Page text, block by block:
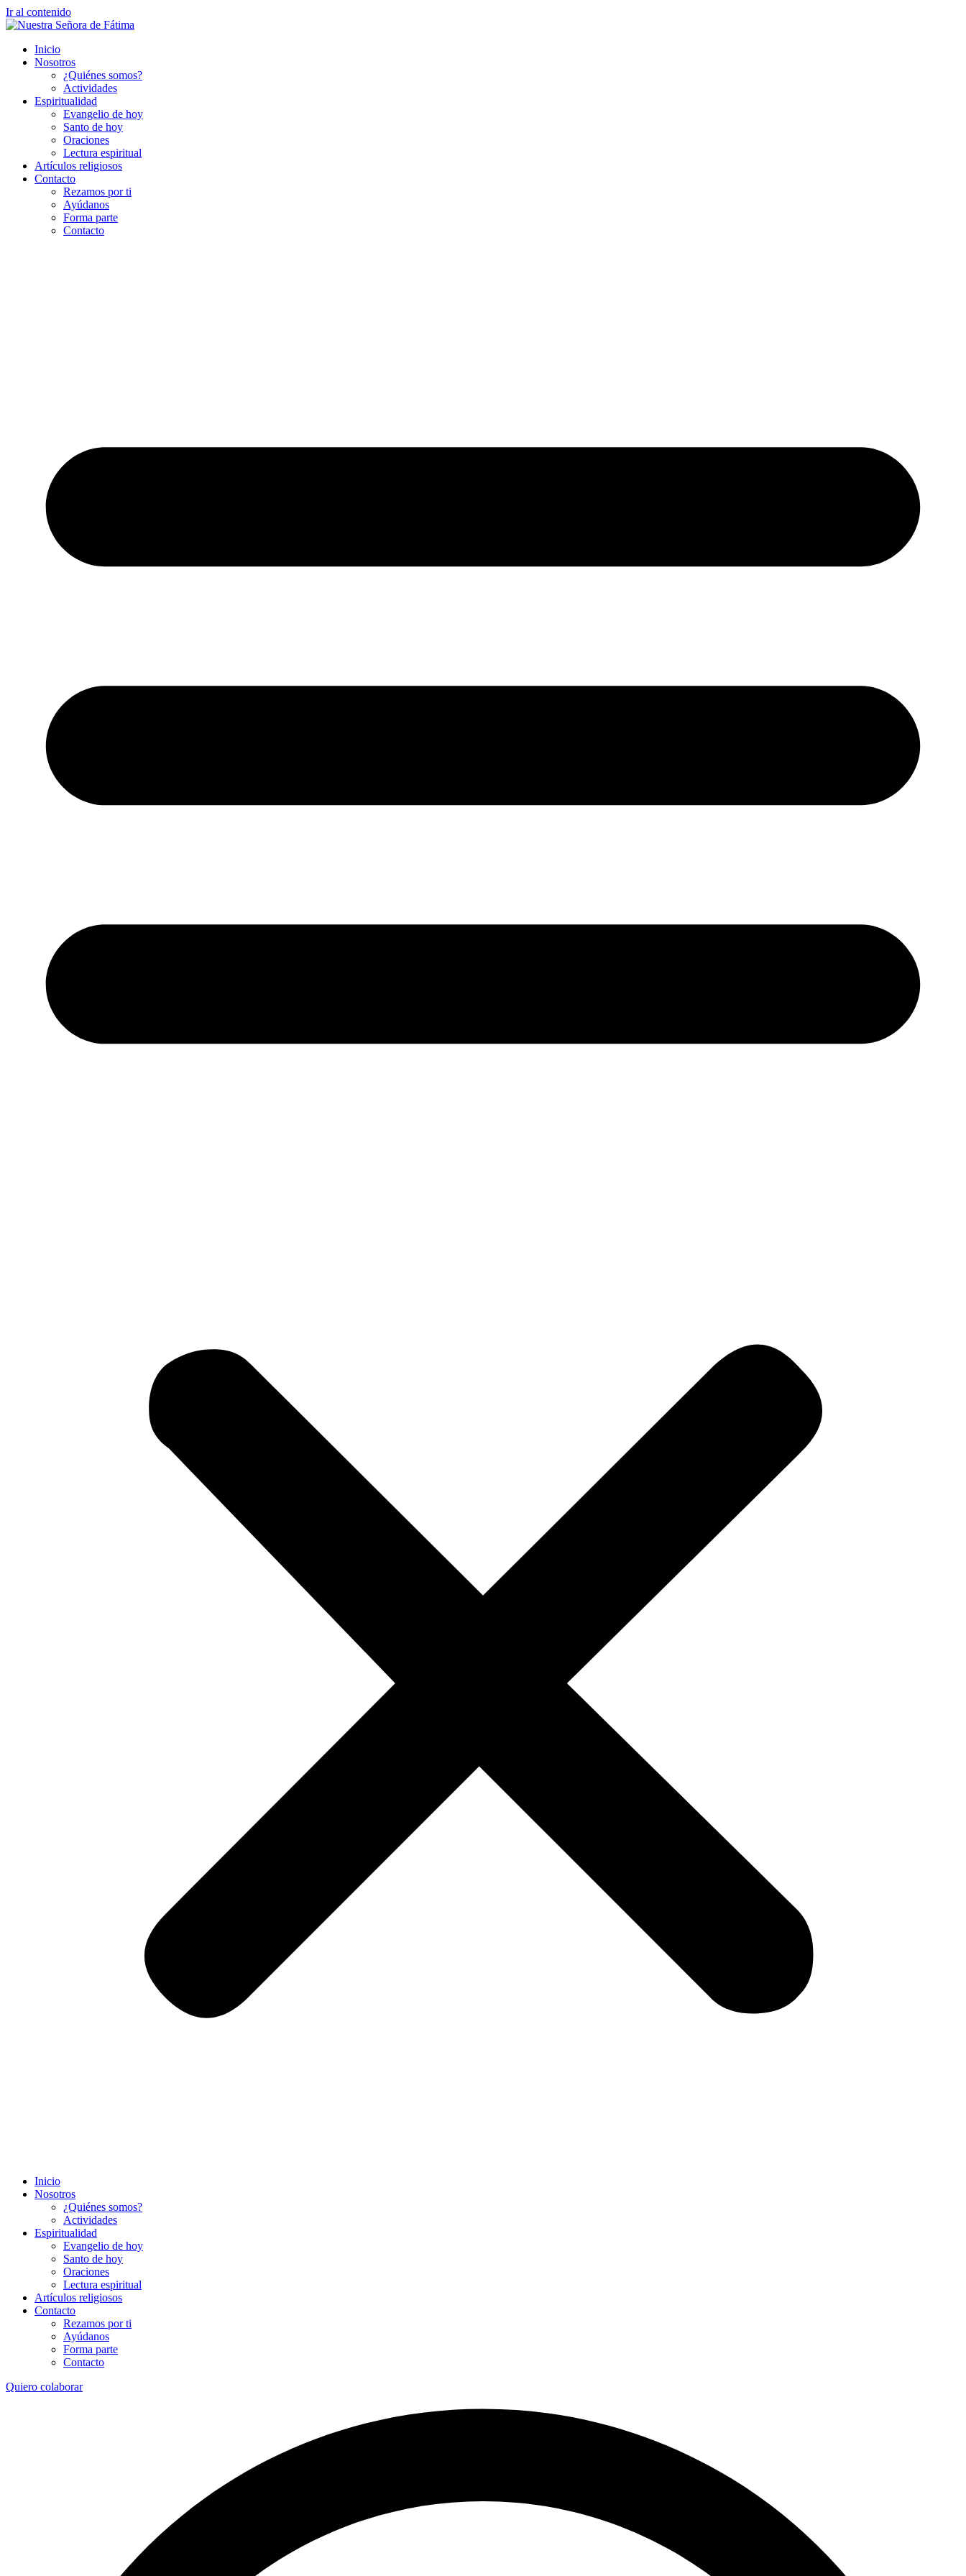
Ir al contenido
Inicio
Nosotros
¿Quiénes somos?
Actividades
Espiritualidad
Evangelio de hoy
Santo de hoy
Oraciones
Lectura espiritual
Artículos religiosos
Contacto
Rezamos por ti
Ayúdanos
Forma parte
Contacto
Inicio
Nosotros
¿Quiénes somos?
Actividades
Espiritualidad
Evangelio de hoy
Santo de hoy
Oraciones
Lectura espiritual
Artículos religiosos
Contacto
Rezamos por ti
Ayúdanos
Forma parte
Contacto
Quiero colaborar